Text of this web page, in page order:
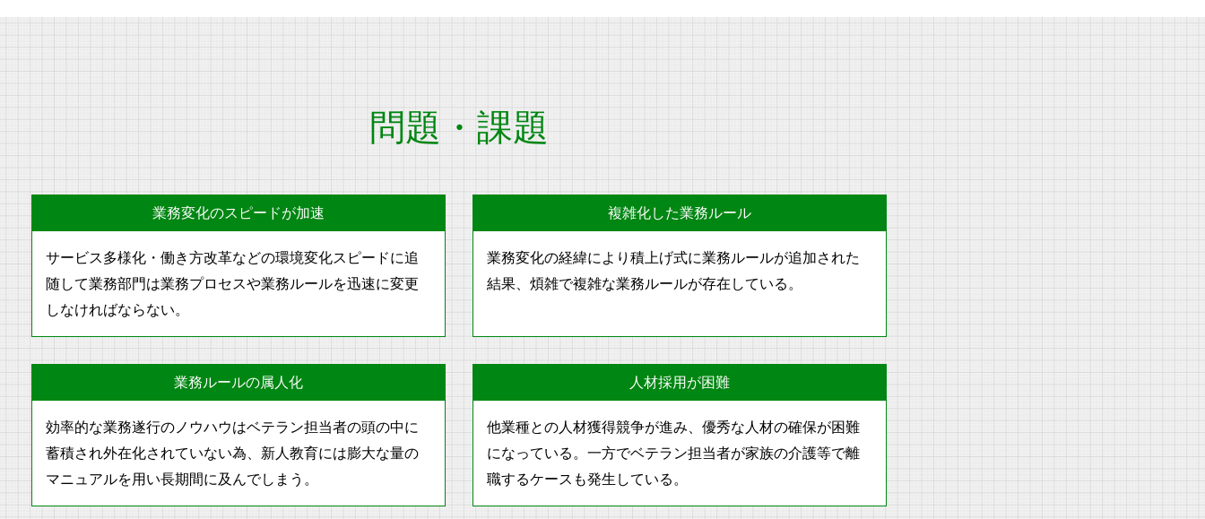
問題・課題
業務変化のスピードが加速
サービス多様化・働き方改革などの環境変化スピードに追
随して業務部門は業務プロセスや業務ルールを迅速に変更
しなければならない。
複雑化した業務ルール
業務変化の経緯により積上げ式に業務ルールが追加された
結果、煩雑で複雑な業務ルールが存在している。
業務ルールの属人化
効率的な業務遂行のノウハウはベテラン担当者の頭の中に
蓄積され外在化されていない為、新人教育には膨大な量の
マニュアルを用い長期間に及んでしまう。
人材採用が困難
他業種との人材獲得競争が進み、優秀な人材の確保が困難
になっている。一方でベテラン担当者が家族の介護等で離
職するケースも発生している。